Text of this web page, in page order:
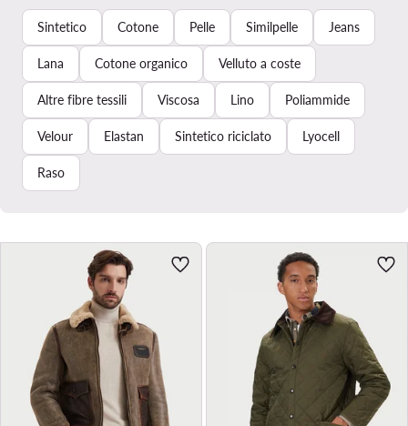
Sintetico Cotone Pelle Similpelle Jeans
Lana Cotone organico Velluto a coste
Altre fibre tessili Viscosa Lino Poliammide
Velour Elastan Sintetico riciclato Lyocell
Raso